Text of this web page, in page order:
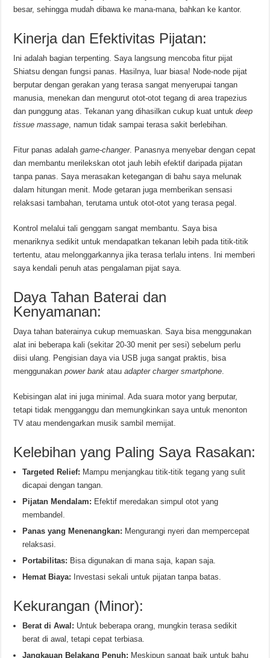
besar, sehingga mudah dibawa ke mana-mana, bahkan ke kantor.
Kinerja dan Efektivitas Pijatan:
Ini adalah bagian terpenting. Saya langsung mencoba fitur pijat
Shiatsu dengan fungsi panas. Hasilnya, luar biasa! Node-node pijat
berputar dengan gerakan yang terasa sangat menyerupai tangan
manusia, menekan dan mengurut otot-otot tegang di area trapezius
dan punggung atas. Tekanan yang dihasilkan cukup kuat untukdeep
tissue massage , namun tidak sampai terasa sakit berlebihan.
Fitur panas adalahgame-changer. Panasnya menyebar dengan cepat
dan membantu merilekskan otot jauh lebih efektif daripada pijatan
tanpa panas. Saya merasakan ketegangan di bahu saya melunak
dalam hitungan menit. Mode getaran juga memberikan sensasi
relaksasi tambahan, terutama untuk otot-otot yang terasa pegal.
Kontrol melalui tali genggam sangat membantu. Saya bisa
menariknya sedikit untuk mendapatkan tekanan lebih pada titik-titik
tertentu, atau melonggarkannya jika terasa terlalu intens. Ini memberi
saya kendali penuh atas pengalaman pijat saya.
Daya Tahan Baterai dan
Kenyamanan:
Daya tahan baterainya cukup memuaskan. Saya bisa menggunakan
alat ini beberapa kali (sekitar 20-30 menit per sesi) sebelum perlu
diisi ulang. Pengisian daya via USB juga sangat praktis, bisa
menggunakanpower bank atauadapter charger smartphone
Kebisingan alat ini juga minimal. Ada suara motor yang berputar,
tetapi tidak mengganggu dan memungkinkan saya untuk menonton
TV atau mendengarkan musik sambil memijat.
Kelebihan yang Paling Saya Rasakan:
Targeted Relief: Mampu menjangkau titik-titik tegang yang sulit
dicapai dengan tangan.
Pijatan Mendalam: Efektif meredakan simpul otot yang
membandel.
Panas yang Menenangkan: Mengurangi nyeri dan mempercepat
relaksasi.
Portabilitas: Bisa digunakan di mana saja, kapan saja.
Hemat Biaya: Investasi sekali untuk pijatan tanpa batas.
Kekurangan (Minor):
Berat di Awal: Untuk beberapa orang, mungkin terasa sedikit
berat di awal, tetapi cepat terbiasa.
Jangkauan Belakang Penuh: Meskipun sangat baik untuk bahu